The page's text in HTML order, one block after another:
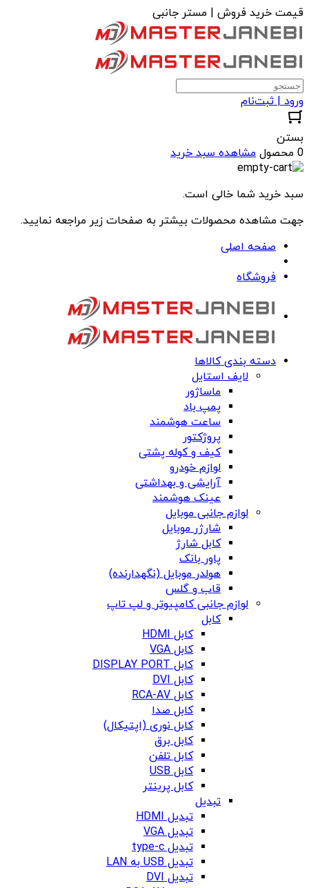
قیمت خرید فروش | مستر جانبی
ورود | ثبت‌نام
بستن
0 محصول
مشاهده سبد خرید
سبد خرید شما خالی است.
جهت مشاهده محصولات بیشتر به صفحات زیر مراجعه نمایید.
صفحه اصلی
فروشگاه
دسته بندی کالاها
لایف استایل
ماساژور
پمپ باد
ساعت هوشمند
پروژکتور
کیف و کوله پشتی
لوازم خودرو
آرایشی و بهداشتی
عینک هوشمند
لوازم جانبی موبایل
شارژر موبایل
کابل شارژ
پاور بانک
هولدر موبایل (نگهدارنده)
قاب و گلس
لوازم جانبی کامپیوتر و لپ تاپ
کابل
کابل HDMI
کابل VGA
کابل DISPLAY PORT
کابل DVI
کابل RCA-AV
کابل صدا
کابل نوری (اپتیکال)
کابل برق
کابل تلفن
کابل USB
کابل پرینتر
تبدیل
تبدیل HDMI
تبدیل VGA
تبدیل type-c
تبدیل USB به LAN
تبدیل DVI